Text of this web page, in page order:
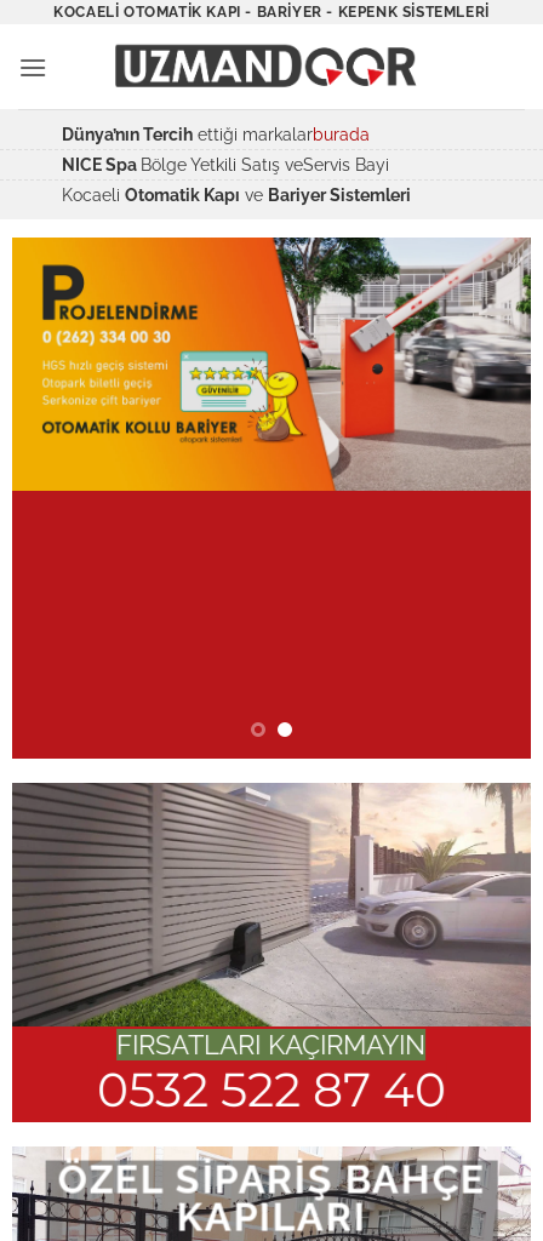
İçeriğeKOCAELI OTOMATIK KAPI - BARIYER - KEPENK SISTEMLERI
Dünya’nın Tercih ettiği markalarburada
NICE Spa Bölge Yetkili Satış veServis Bayi
Kocaeli Otomatik Kapı ve Bariyer Sistemleri
FIRSATLARI KAÇIRMAYIN
0532 522 87 40
ÖZEL SIPARIŞ BAHÇE
KAPILARI